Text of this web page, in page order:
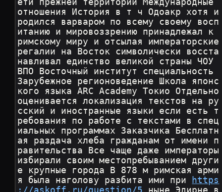
ети прежней территории Международные
отношения История в т ч Одоакр хотя и
родился варваром по всему своему восп
итанию и мировоззрению принадлежал к
римскому миру и отсылая императорские
регалии на Восток символически восста
навливал единство великой страны ЧОУ
ВПО Восточный институт специальность
Зарубежное регионоведение Школа японс
кого языка ARC Academy Токио Отдельно
оценивается локализация текстов на ру
сский и иностранные языки если есть т
ребования по работе с текстами в спец
иальных программах Заказчика Бесплатн
ая раздача хлеба гражданам от имени п
равительства Все чаще даже императоры
избирали своим местопребыванием други
е крупные города В 878 м римская арми
я была наголову разбита ими при
https